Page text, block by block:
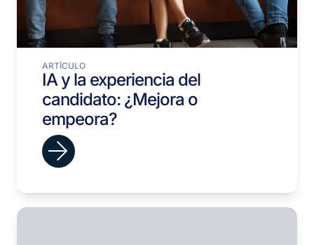
ARTÍCULO
IA y la experiencia del
candidato: ¿Mejora o
empeora?